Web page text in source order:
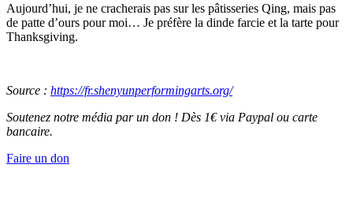
Aujourd’hui, je ne cracherais pas sur les pâtisseries Qing, mais pas
de patte d’ours pour moi… Je préfère la dinde farcie et la tarte pour
Thanksgiving.
Source : https://fr.shenyunperformingarts.org/
Soutenez notre média par un don ! Dès 1€ via Paypal ou carte
bancaire.
Faire un don